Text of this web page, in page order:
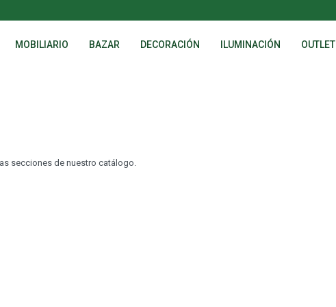
MOBILIARIO BAZAR DECORACIÓN ILUMINACIÓN OUTLET
secciones de nuestro catálogo.